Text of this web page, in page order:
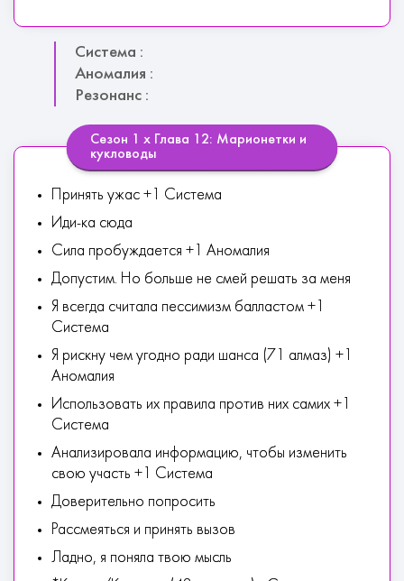
Система :
Аномалия :
Резонанс :
Сезон 1 х Глава 12: Марионетки и
кукловоды
Принять ужас +1 Система
Иди-ка сюда
Сила пробуждается +1 Аномалия
Допустим. Но больше не смей решать за меня
Я всегда считала пессимизм балластом +1
Система
Я рискну чем угодно ради шанса (71 алмаз) +1
Аномалия
Использовать их правила против них самих +1
Система
Анализировала информацию, чтобы изменить
свою участь +1 Система
Доверительно попросить
Рассмеяться и принять вызов
Ладно, я поняла твою мысль